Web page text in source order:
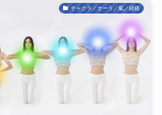
チャクラ／オーラ／氣／経絡